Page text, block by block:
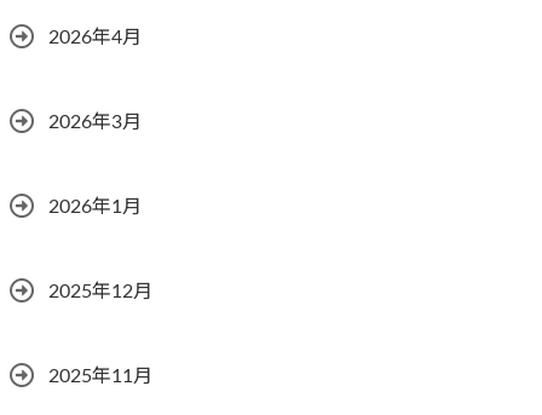
2026年4月
2026年3月
2026年1月
2025年12月
2025年11月